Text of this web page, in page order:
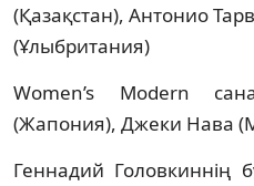
(Қазақстан), Антонио
(Ұлыбритания)
Women’s Modern
(Жапония), Джеки Нава
Геннадий Головкиннің